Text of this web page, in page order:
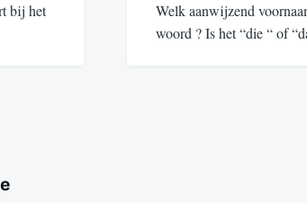
bij het
Welk aanwijzend
woord ? Is het “die “ of